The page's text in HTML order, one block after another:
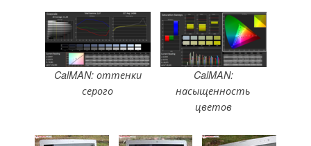
CalMAN: оттенки
серого
CalMAN:
насыщенность
цветов